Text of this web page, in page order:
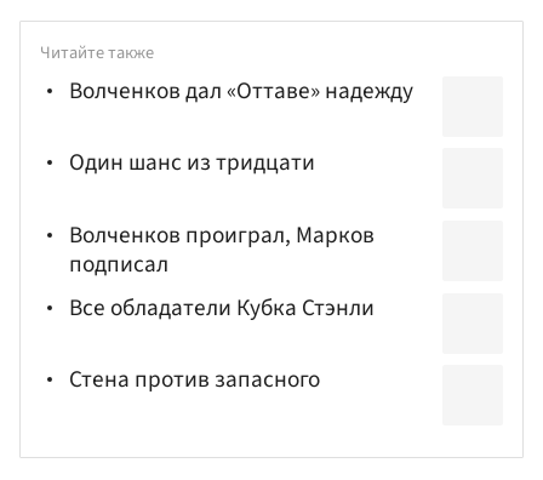
Читайте также
Волченков дал «Оттаве» надежду
Один шанс из тридцати
Волченков проиграл, Марков
подписал
Все обладатели Кубка Стэнли
Стена против запасного